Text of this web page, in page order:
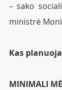
– sako
ministrė
Kas
MINIMALI